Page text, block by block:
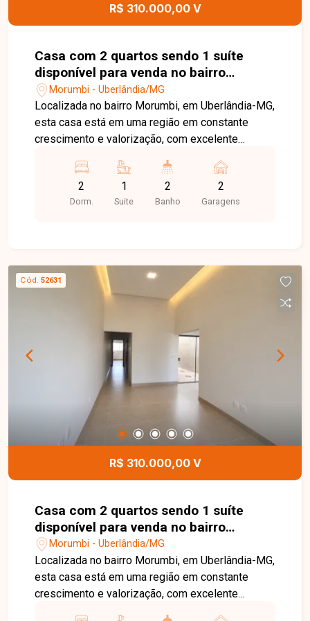
R$ 310.000,00 V
Casa com 2 quartos sendo 1 suíte
disponível para venda no bairro
Morumbi em Uberlândia-MG
Morumbi - Uberlândia/MG
Localizada no bairro Morumbi, em Uberlândia-MG,
esta casa está em uma região em constante
crescimento e valorização, com excelente
cidade e proximidade com supermercados,
escolas, farmácias, comércios e diversos
serviços, oferecendo praticidade e qualidade de
banheiro social com nicho, cozinha com bancada
em pedra para cooktop integrada à pia, lavanderia
coberta com laje, cozinha e banheiros totalmente
garagem. A residência conta ainda com telhado
em telhas cerâmicas, garantindo maior
durabilidade e excelente acabamento. Esta é uma
excelente oportunidade para quem busca uma
casa nova, moderna e funcional no bairro
Morumbi. Agende uma visita e venha conhecer
todos os detalhes deste imóvel.
2
Dorm.
1
Suite
2
Banho
2
Garagens
Cód. 52631
R$ 310.000,00 V
Casa com 2 quartos sendo 1 suíte
disponível para venda no bairro
Morumbi em Uberlândia-MG
Morumbi - Uberlândia/MG
Localizada no bairro Morumbi, em Uberlândia-MG,
esta casa está em uma região em constante
crescimento e valorização, com excelente